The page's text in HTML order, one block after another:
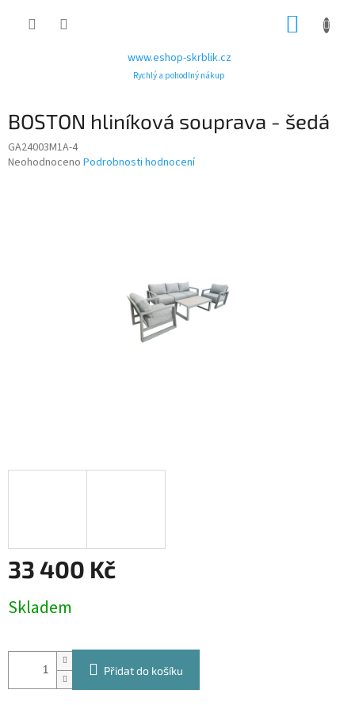
www.eshop-skrblik.cz
Rychlý a pohodlný nákup
BOSTON hliníková souprava - šedá
GA24003M1A-4
Průměrné
Neohodnoceno Podrobnosti hodnocení
33 400 Kč
cena:
Skladem
Přidat do košíku